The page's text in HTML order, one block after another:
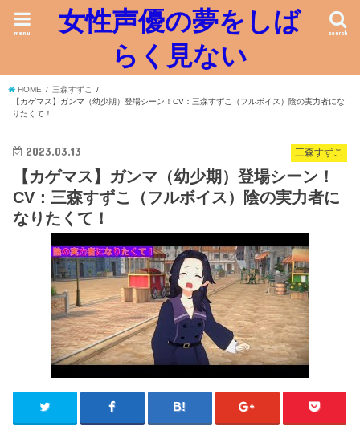
女性声優の夢をしば
らく見ない
search
menu
HOME
三森すずこ
【カゲマス】ガンマ（幼少期）登場シーン！CV：三森すずこ（フルボイス）陰の実力者にな
りたくて！
三森すずこ
2023.03.13
【カゲマス】ガンマ（幼少期）登場シーン！
CV：三森すずこ（フルボイス）陰の実力者に
なりたくて！